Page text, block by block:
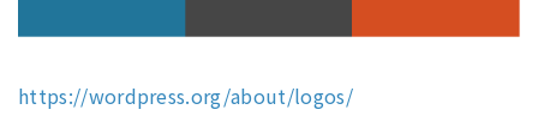
https://wordpress.org/about/logos/